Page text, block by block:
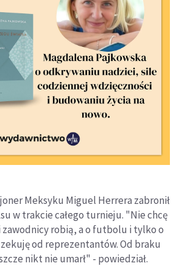
Meksyku Miguel Herrera zabronił
w trakcie całego turnieju. "Nie chcę
zawodnicy robią, a o futbolu i tylko o
od reprezentantów. Od braku
nikt nie umarł" - powiedział.